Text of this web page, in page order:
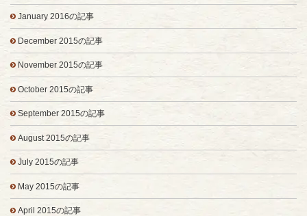
January 2016の記事
December 2015の記事
November 2015の記事
October 2015の記事
September 2015の記事
August 2015の記事
July 2015の記事
May 2015の記事
April 2015の記事